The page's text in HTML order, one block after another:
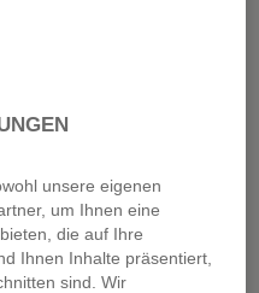
unsere eigenen
um Ihnen eine
die auf Ihre
Ihnen Inhalte präsentiert,
sind. Wir